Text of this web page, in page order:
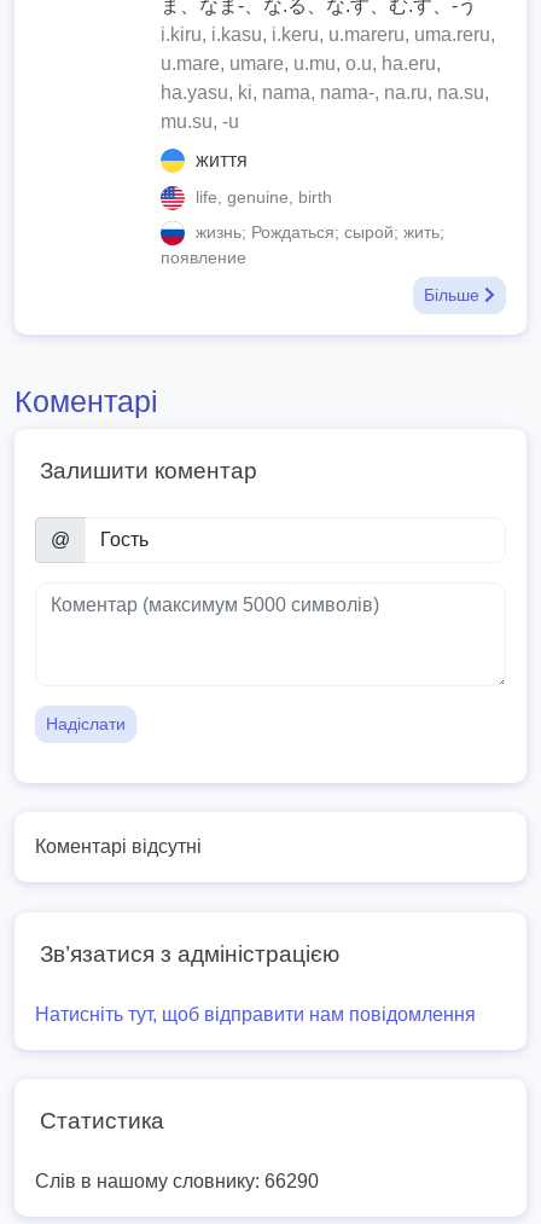
ま、なま-、な.る、な.す、む.す、-う
i.kiru, i.kasu, i.keru, u.mareru, uma.reru,
u.mare, umare, u.mu, o.u, ha.eru,
ha.yasu, ki, nama, nama-, na.ru, na.su,
mu.su, -u
життя
life, genuine, birth
жизнь; Рождаться; сырой; жить;
появление
Більше
Коментарі
Залишити коментар
@
Надіслати
Коментарі відсутні
Зв’язатися з адміністрацією
Натисніть тут, щоб відправити нам повідомлення
Статистика
Слів в нашому словнику: 66290